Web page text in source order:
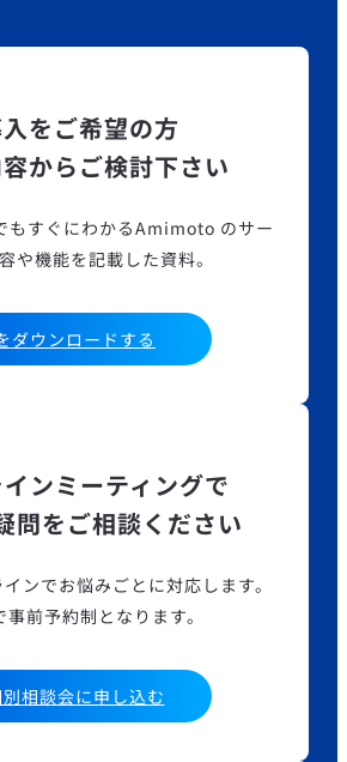
をご希望の方
からご検討下さい
もすぐにわかるAmimoto のサー
や機能を記載した資料。
ダウンロードする
ンミーティングで
問をご相談ください
ンでお悩みごとに対応します。
事前予約制となります。
相談会に申し込む